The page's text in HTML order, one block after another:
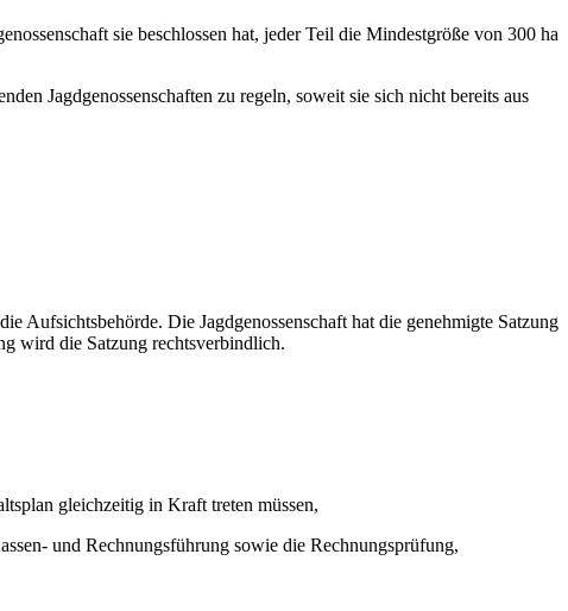
sie beschlossen hat, jeder Teil die Mindestgröße von 300 ha
Jagdgenossenschaften zu regeln, soweit sie sich nicht bereits aus
Aufsichtsbehörde. Die Jagdgenossenschaft hat die genehmigte Satzung
wird die Satzung rechtsverbindlich.
gleichzeitig in Kraft treten müssen,
und Rechnungsführung sowie die Rechnungsprüfung,